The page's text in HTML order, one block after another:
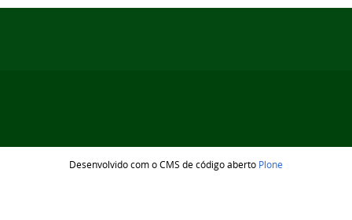
Desenvolvido com o CMS de código aberto Plone